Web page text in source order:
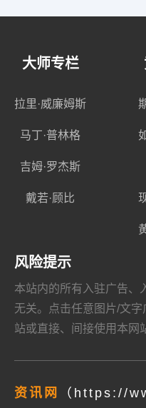
大师专栏
拉里·威廉姆斯
马丁·普林格
吉姆·罗杰斯
戴若·顾比
风险提示
本站内的所有入驻广告、
无关。点击任意图片/文
站或直接、间接使用本网
资讯网 （https://